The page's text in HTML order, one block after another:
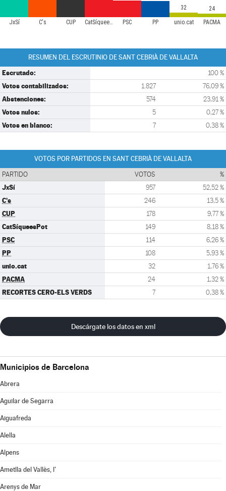
JxSí C's CUP CatSíqueesPot PSC PP unio.cat PACMA
32
24
RESUMEN DEL ESCRUTINIO DE SANT CEBRIÀ DE VALLALTA
Escrutado: 100 %
Votos contabilizados: 1.827 76,09 %
Abstenciones: 574 23,91 %
Votos nulos: 5 0,27 %
Votos en blanco: 7 0,38 %
VOTOS POR PARTIDOS EN SANT CEBRIÀ DE VALLALTA
PARTIDO VOTOS %
JxSí 957 52,52 %
C's 246 13,5 %
CUP 178 9,77 %
CatSíqueesPot 149 8,18 %
PSC 114 6,26 %
PP 108 5,93 %
unio.cat 32 1,76 %
PACMA 24 1,32 %
RECORTES CERO-ELS VERDS 7 0,38 %
Descárgate los datos en xml
Municipios de Barcelona
Abrera
Aguilar de Segarra
Aiguafreda
Alella
Alpens
Ametlla del Vallès, l'
Arenys de Mar